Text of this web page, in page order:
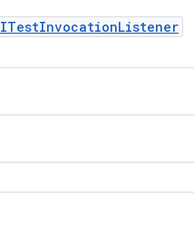
ITestInvocationListener